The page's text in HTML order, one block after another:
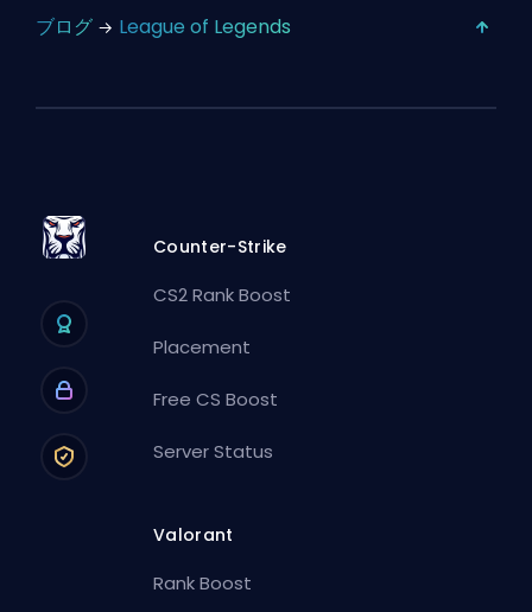
ブログ League of Legends
Counter-Strike
CS2 Rank Boost
Placement
Free CS Boost
Server Status
Valorant
Rank Boost